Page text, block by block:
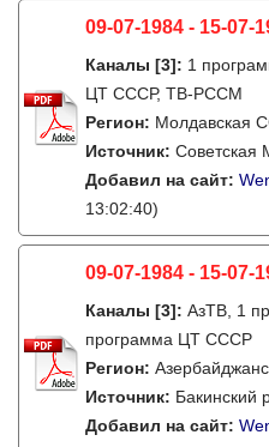
09-07-1984 - 15-07-
Каналы [3]: 1
ЦТ СССР, ТВ-РССМ
Регион: Молдавская
Источник: Советская
Добавил на сайт:
13:02:40)
09-07-1984 - 15-07-
Каналы [3]: АзТВ, 1
программа ЦТ СССР
Регион:
Источник: Бакинский
Добавил на сайт: